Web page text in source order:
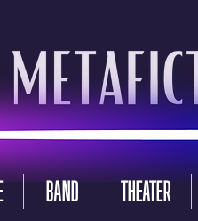
BAND THEATER